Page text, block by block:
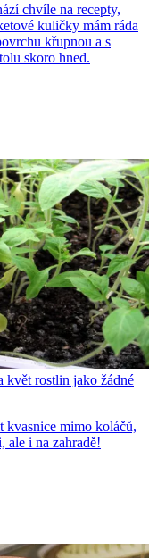
chvíle na recepty,
kuličky mám ráda
křupnou a s
skoro hned.
květ rostlin jako žádné
kvasnice mimo koláčů,
ale i na zahradě!